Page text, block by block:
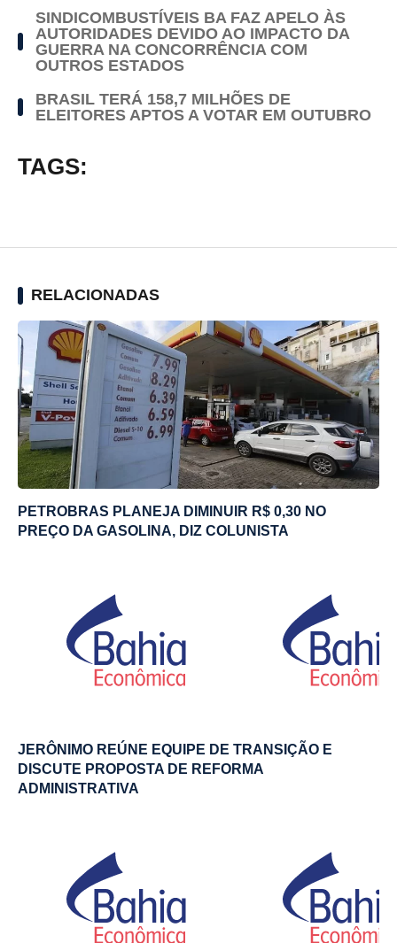
SINDICOMBUSTÍVEIS BA FAZ APELO ÀS
AUTORIDADES DEVIDO AO IMPACTO DA
GUERRA NA CONCORRÊNCIA COM
OUTROS ESTADOS
BRASIL TERÁ 158,7 MILHÕES DE
ELEITORES APTOS A VOTAR EM OUTUBRO
TAGS:
RELACIONADAS
PETROBRAS PLANEJA DIMINUIR R$ 0,30 NO
PREÇO DA GASOLINA, DIZ COLUNISTA
JERÔNIMO REÚNE EQUIPE DE TRANSIÇÃO E
DISCUTE PROPOSTA DE REFORMA
ADMINISTRATIVA